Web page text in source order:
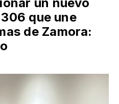
un nuevo
que une
de Zamora: